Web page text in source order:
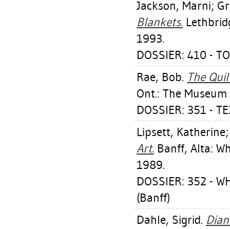
Jackson, Marni;
Blankets.
1993.
DOSSIER: 410 -
Rae, Bob. The
Ont.: The
DOSSIER: 351 -
Lipsett, Katherine
Art. Banff, Alta:
1989.
DOSSIER: 352 -
(Banff)
Dahle, Sigrid.